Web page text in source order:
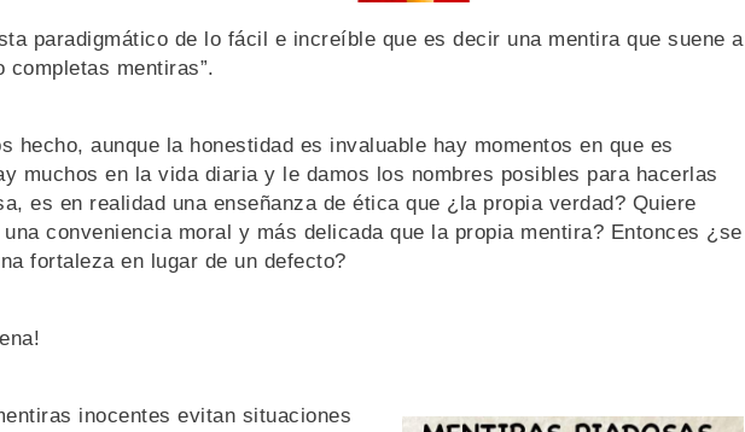
paradigmático de lo fácil e increíble que es decir una mentira que suene a
completas mentiras”.
hecho, aunque la honestidad es invaluable hay momentos en que es
muchos en la vida diaria y le damos los nombres posibles para hacerlas
es en realidad una enseñanza de ética que ¿la propia verdad? Quiere
conveniencia moral y más delicada que la propia mentira? Entonces ¿se
fortaleza en lugar de un defecto?
inocentes evitan situaciones